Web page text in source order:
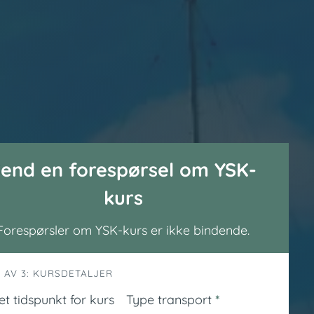
en forespørsel om YSK-
kurs
om YSK-kurs er ikke bindende.
AV 3: KURSDETALJER
tidspunkt for kurs
Type transport *